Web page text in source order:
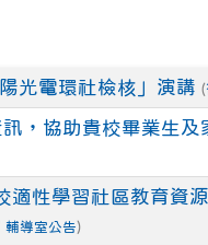
光電環社檢核」演講 (
，協助貴校畢業生
性學習社區教育資
輔導室公告)